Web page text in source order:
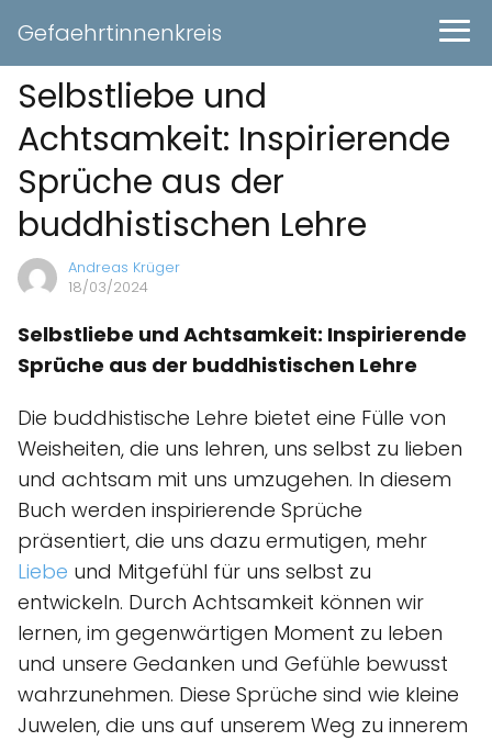
Gefaehrtinnenkreis
Selbstliebe und
Achtsamkeit: Inspirierende
Sprüche aus der
buddhistischen Lehre
Andreas Krüger
18/03/2024
Selbstliebe und Achtsamkeit: Inspirierende
Sprüche aus der buddhistischen Lehre
Die buddhistische Lehre bietet eine Fülle von
Weisheiten, die uns lehren, uns selbst zu lieben
und achtsam mit uns umzugehen. In diesem
Buch werden inspirierende Sprüche
präsentiert, die uns dazu ermutigen, mehr
Liebe und Mitgefühl für uns selbst zu
entwickeln. Durch Achtsamkeit können wir
lernen, im gegenwärtigen Moment zu leben
und unsere Gedanken und Gefühle bewusst
wahrzunehmen. Diese Sprüche sind wie kleine
Juwelen, die uns auf unserem Weg zu innerem